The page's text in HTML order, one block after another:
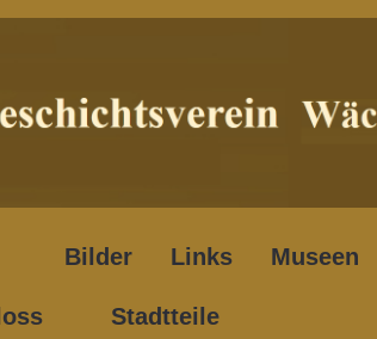
Bilder Links Museen
Stadtteile